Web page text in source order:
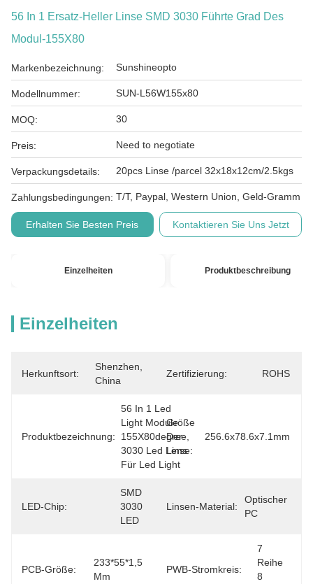
56 In 1 Ersatz-Heller Linse SMD 3030 Führte Grad Des
Modul-155X80
Markenbezeichnung: Sunshineopto
Modellnummer: SUN-L56W155x80
MOQ: 30
Preis: Need to negotiate
Verpackungsdetails: 20pcs Linse /parcel 32x18x12cm/2.5kgs
Zahlungsbedingungen: T/T, Paypal, Western Union, Geld-Gramm
Erhalten Sie Besten Preis Kontaktieren Sie Uns Jetzt
Einzelheiten Produktbeschreibung
Einzelheiten
Herkunftsort:
Shenzhen,
China
Zertifizierung: ROHS
Produktbezeichnung:
56 In 1 Led
Light Module
155X80degree,
3030 Led Lens
Für Led Light
Größe
Der
Linse:
256.6x78.6x7.1mm
LED-Chip:
SMD
3030
LED
Linsen-Material:
Optischer
PC
PCB-Größe:
233*55*1,5
Mm
PWB-Stromkreis:
7
Reihe
8